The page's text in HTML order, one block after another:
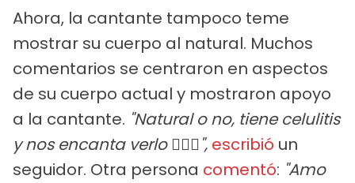
Ahora, la cantante tampoco teme
mostrar su cuerpo al natural. Muchos
comentarios se centraron en aspectos
de su cuerpo actual y mostraron apoyo
a la cantante. "Natural o no, tiene celulitis
y nos encanta verlo ❤️‍🔥💯", escribió un
seguidor. Otra persona comentó: "Amo